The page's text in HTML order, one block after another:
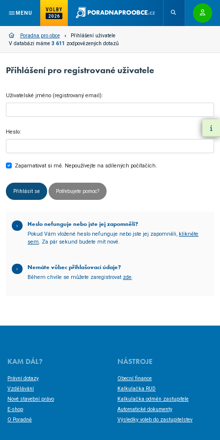
MENU
VOLBY
2026
Poradna pro obce
Přihlášení uživatele
V databázi máme 3 611 zodpovězených dotazů
Přihlášení pro registrované uživatele
Uživatelské jméno (registrovaný email):
Heslo:
Zapamatovat si mě. Nepoužívejte na sdílených počítačích.
Přihlásit se Potřebujete pomoc?
Heslo nefunguje nebo jste jej zapomněli?
Pokud Vám vložené heslo nefunguje nebo jste jej zapomněli, klikněte
sem. Za pár sekund budete mít nové.
Nemáte vůbec přihlašovací údaje?
Během chvíle se můžete zaregistrovat zde.
KAM DÁL?
Právní dotazy
Vzdělávání
Nové stavební právo
E-shop
O Poradně
NÁSTROJE
Obecní finance
Kalkulačka RUD
Kalkulačka odměn zastupitele
Automatické dokumenty
Výsledky voleb do zastupitelstev